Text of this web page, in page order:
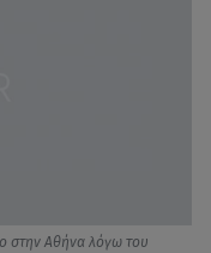
στην Αθήνα λόγω του